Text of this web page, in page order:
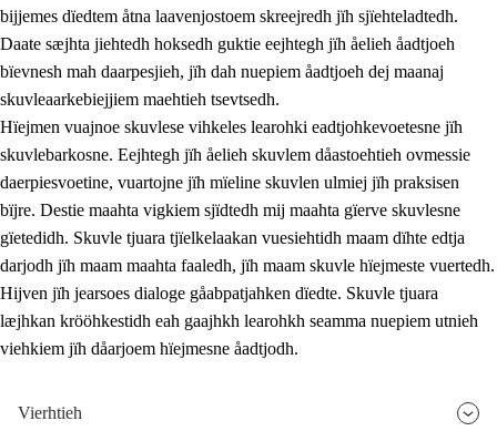
3. Prinsihph skuvlen rïektesisnie
3.1 Feerhmeles lïeremebyjrese
3.2 Ööhpehtimmie jïh sjïehtedamme lïerehtimmie
3.3 Gåetie jïh skuvle laavenjostoeh
3.4 Lïerehtimmie learoesïeltesne jïh barkoejielemisnie
3.5 Profesjonsektievoete jïh skuvleevtiedimmie
bijjemes dïedtem åtna laavenjostoem skreejredh jïh sjïehteladtedh.
Daate sæjhta jiehtedh hoksedh guktie eejhtegh jïh åelieh åadtjoeh
bïevnesh mah daarpesjieh, jïh dah nuepiem åadtjoeh dej maanaj
skuvleaarkebiejjiem maehtieh tsevtsedh.
Hïejmen vuajnoe skuvlese vihkeles learohki eadtjohkevoetesne jïh
skuvlebarkosne. Eejhtegh jïh åelieh skuvlem dåastoehtieh ovmessie
daerpiesvoetine, vuartojne jïh mïeline skuvlen ulmiej jïh praksisen
bïjre. Destie maahta vigkiem sjïdtedh mij maahta gïerve skuvlesne
gïetedidh. Skuvle tjuara tjïelkelaakan vuesiehtidh maam dïhte edtja
darjodh jïh maam maahta faaledh, jïh maam skuvle hïejmeste vuertedh.
Hijven jïh jearsoes dialoge gåabpatjahken dïedte. Skuvle tjuara
læjhkan krööhkestidh eah gaajhkh learohkh seamma nuepiem utnieh
viehkiem jïh dåarjoem hïejmesne åadtjodh.
Vierhtieh